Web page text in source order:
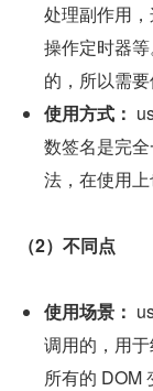
处理副作用，
操作定时器
的，所以需要
使用方式：
数签名是完
法，在使用上
（2）不同点
使用场景：
调用的，用
所有的 DOM